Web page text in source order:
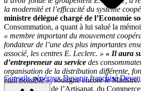
Conseils générauxDevenir franchisé
la modernité et l’efficacité du système
ministre délégué chargé de l’Economie
Consommation, a quant à lui salué la
« membre important du mouvement
fondateur de l’une des plus importantes
associé, les centres E. Leclerc. » « Il aura
d’entrepreneur au service des
organisation de la distribution différente,
était possible »,souligne encore le Ministre.
Pinel, Ministre de l’Artisanat, du